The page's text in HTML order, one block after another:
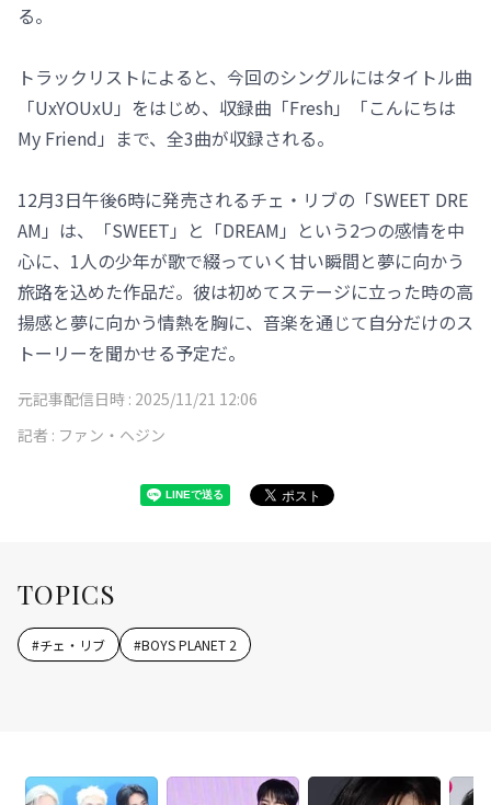
る。
トラックリストによると、今回のシングルにはタイトル曲
「UxYOUxU」をはじめ、収録曲「Fresh」「こんにちは
My Friend」まで、全3曲が収録される。
12月3日午後6時に発売されるチェ・リブの「SWEET DRE
AM」は、「SWEET」と「DREAM」という2つの感情を中
心に、1人の少年が歌で綴っていく甘い瞬間と夢に向かう
旅路を込めた作品だ。彼は初めてステージに立った時の高
揚感と夢に向かう情熱を胸に、音楽を通じて自分だけのス
トーリーを聞かせる予定だ。
元記事配信日時 : 2025/11/21 12:06
記者 : ファン・ヘジン
TOPICS
#チェ・リブ #BOYS PLANET 2